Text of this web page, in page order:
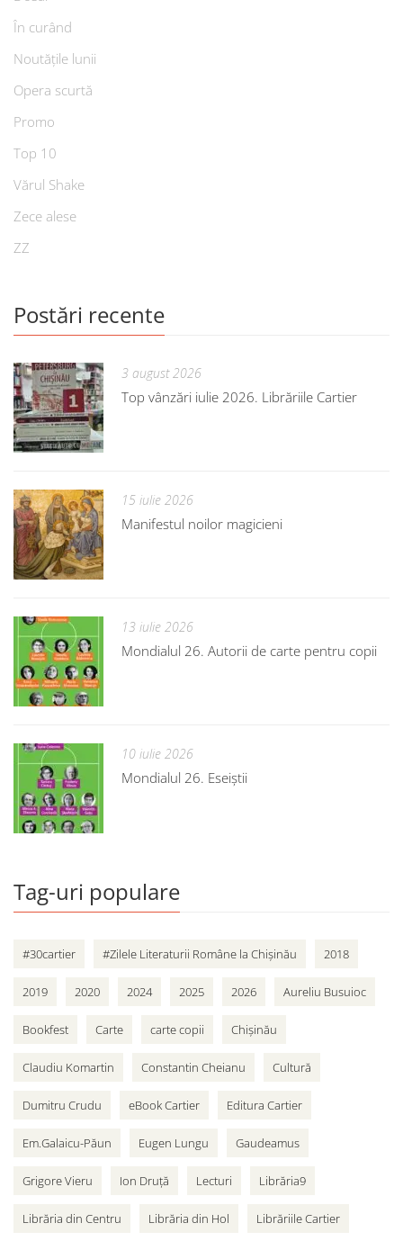
În curând
Noutățile lunii
Opera scurtă
Promo
Top 10
Vărul Shake
Zece alese
ZZ
Postări recente
3 august 2026
Top vânzări iulie 2026. Librăriile Cartier
15 iulie 2026
Manifestul noilor magicieni
13 iulie 2026
Mondialul 26. Autorii de carte pentru copii
10 iulie 2026
Mondialul 26. Eseiștii
Tag-uri populare
#30cartier #Zilele Literaturii Române la Chișinău 2018
2019 2020 2024 2025 2026 Aureliu Busuioc
Bookfest Carte carte copii Chișinău
Claudiu Komartin Constantin Cheianu Cultură
Dumitru Crudu eBook Cartier Editura Cartier
Em.Galaicu-Păun Eugen Lungu Gaudeamus
Grigore Vieru Ion Druță Lecturi Librăria9
Librăria din Centru Librăria din Hol Librăriile Cartier